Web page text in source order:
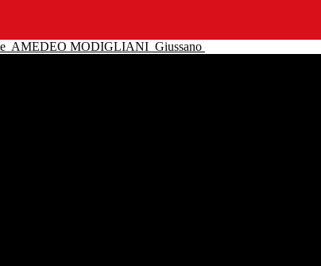
AMEDEO MODIGLIANI Giussano